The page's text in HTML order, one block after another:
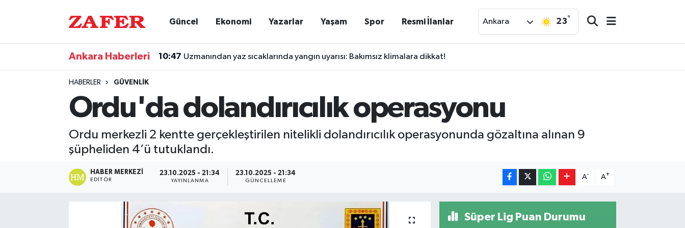
Güncel Ekonomi Yazarlar Yaşam Spor Resmi İlanlar Ankara 23°
Ankara Haberleri 10:47 Uzmanından yaz sıcaklarında yangın uyarısı: Bakımsız klimalara dikkat!
HABERLER GÜVENLIK
Ordu'da dolandırıcılık operasyonu
Ordu merkezli 2 kentte gerçekleştirilen nitelikli dolandırıcılık operasyonunda gözaltına alınan 9
şüpheliden 4’ü tutuklandı.
HABER MERKEZI
EDITÖR
23.10.2025 - 21:34
YAYINLANMA
23.10.2025 - 21:34
GÜNCELLEME
A- A+
Süper Lig Puan Durumu
Trafik Durumu
Tüm Manşetler